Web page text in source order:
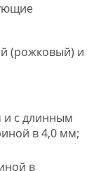
(рожковый) и
и с длинным
в 4,0 мм;
в